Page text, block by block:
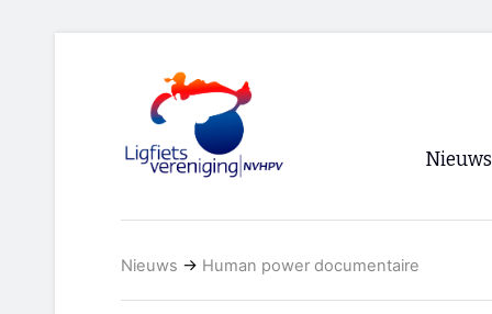
Nieuws
Nieuws → Human power documentaire